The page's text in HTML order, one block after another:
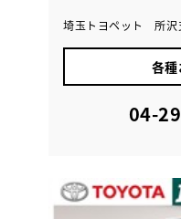
埼玉トヨペット 所沢
各
04-